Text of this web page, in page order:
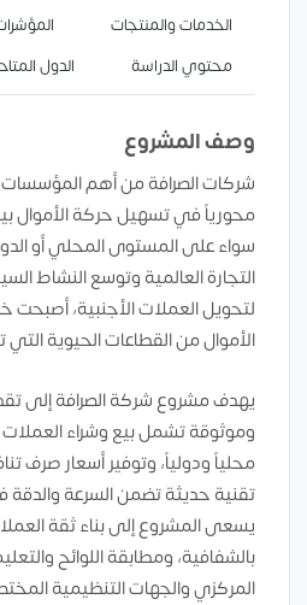
الخدمات والمنتجات
محتوي الدراسة
الدول
وصف المشروع
شركات الصرافة من أهم المؤسسات
محورياً في تسهيل حركة الأموال
سواء على المستوى المحلي أو
التجارة العالمية وتوسع النشاط
لتحويل العملات الأجنبية، أصبحت
الأموال من القطاعات الحيوية
يهدف مشروع شركة الصرافة إلى
وموثوقة تشمل بيع وشراء العملات
محلياً ودولياً، وتوفير أسعار صرف
تقنية حديثة تضمن السرعة والدقة
يسعى المشروع إلى بناء ثقة
بالشفافية، ومطابقة اللوائح
المركزي والجهات التنظيمية